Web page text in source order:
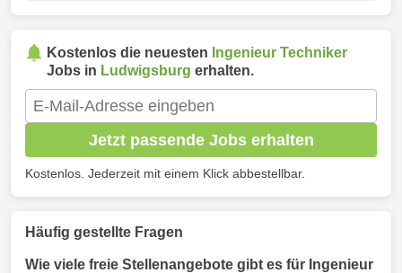
Kostenlos die neuesten Ingenieur Techniker
Jobs in Ludwigsburg erhalten.
Jetzt passende Jobs erhalten
Kostenlos. Jederzeit mit einem Klick abbestellbar.
Häufig gestellte Fragen
Wie viele freie Stellenangebote gibt es für Ingenieur